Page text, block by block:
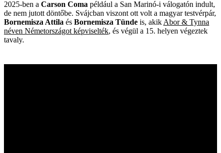
2025-ben a Carson Coma például a San Marinó-i válogatón indult,
de nem jutott döntőbe. Svájcban viszont ott volt a magyar testvérpár,
Bornemisza Attila és Bornemisza Tünde is, akik Abor & Tynna
néven Németországot képviselték, és végül a 15. helyen végeztek
tavaly.